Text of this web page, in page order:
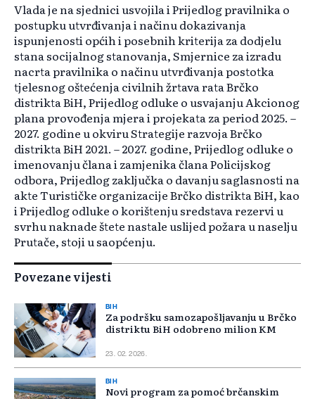
Vlada je na sjednici usvojila i Prijedlog pravilnika o
postupku utvrđivanja i načinu dokazivanja
ispunjenosti općih i posebnih kriterija za dodjelu
stana socijalnog stanovanja, Smjernice za izradu
nacrta pravilnika o načinu utvrđivanja postotka
tjelesnog oštećenja civilnih žrtava rata Brčko
distrikta BiH, Prijedlog odluke o usvajanju Akcionog
plana provođenja mjera i projekata za period 2025. –
2027. godine u okviru Strategije razvoja Brčko
distrikta BiH 2021. – 2027. godine, Prijedlog odluke o
imenovanju člana i zamjenika člana Policijskog
odbora, Prijedlog zaključka o davanju saglasnosti na
akte Turističke organizacije Brčko distrikta BiH, kao
i Prijedlog odluke o korištenju sredstava rezervi u
svrhu naknade štete nastale uslijed požara u naselju
Prutače, stoji u saopćenju.
Povezane vijesti
BIH
Za podršku samozapošljavanju u Brčko
distriktu BiH odobreno milion KM
23. 02. 2026.
BIH
Novi program za pomoć brčanskim